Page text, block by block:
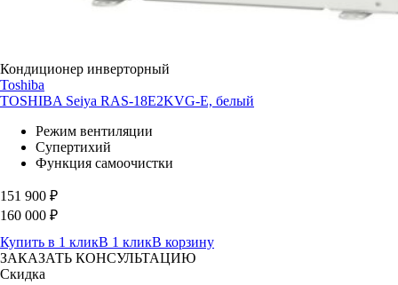
Кондиционер инверторный
Toshiba
TOSHIBA Seiya RAS-18E2KVG-E, белый
Режим вентиляции
Супертихий
Функция самоочистки
151 900 ₽
160 000 ₽
Купить в 1 кликВ 1 кликВ корзину
ЗАКАЗАТЬ КОНСУЛЬТАЦИЮ
Скидка